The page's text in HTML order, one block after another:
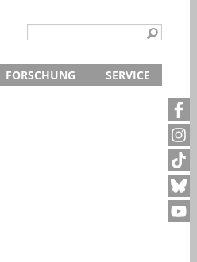
FORSCHUNG
SERVICE
Archivanfrage
Kurze Information